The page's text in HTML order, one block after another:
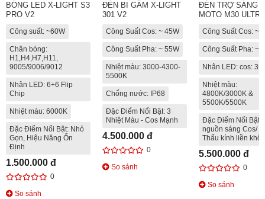
BÓNG LED X-LIGHT S3
PRO V2
Công suất: ~60W
Chân bóng:
H1,H4,H7,H11,
9005/9006/9012
Nhân LED: 6+6 Flip
Chip
Nhiệt màu: 6000K
Đặc Điểm Nổi Bật: Nhỏ
Gọn, Hiệu Năng Ổn
Định
1.500.000 đ
0
So sánh
ĐÈN BI GẦM X-LIGHT
301 V2
Công Suất Cos: ~ 45W
Công Suất Pha: ~ 55W
Nhiệt màu: 3000-4300-
5500K
Chống nước: IP68
Đặc Điểm Nổi Bật: 3
Nhiệt Màu - Cos Mạnh
4.500.000 đ
0
So sánh
ĐÈN TRỢ SÁNG
MOTO M30
Công Suất Cos:
Công Suất Pha:
Nhân LED: cos:
Nhiệt màu:
4800K/3000K &
5500K/5500K
Đặc Điểm Nổi Bật:
nguồn sáng Cos/
Thấu kính liền khối
5.500.000 đ
0
So sánh